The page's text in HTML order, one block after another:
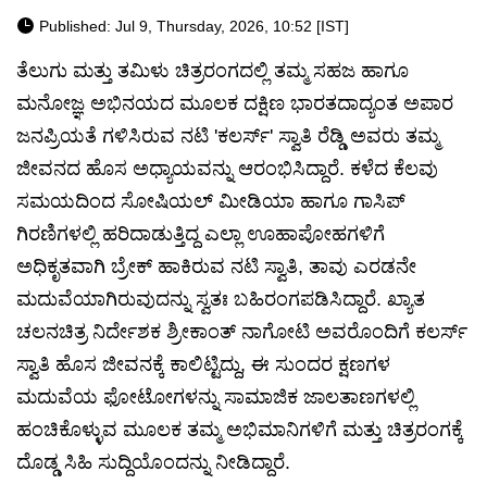
Published: Jul 9, Thursday, 2026, 10:52 [IST]
ತೆಲುಗು ಮತ್ತು ತಮಿಳು ಚಿತ್ರರಂಗದಲ್ಲಿ ತಮ್ಮ ಸಹಜ ಹಾಗೂ
ಮನೋಜ್ಞ ಅಭಿನಯದ ಮೂಲಕ ದಕ್ಷಿಣ ಭಾರತದಾದ್ಯಂತ ಅಪಾರ
ಜನಪ್ರಿಯತೆ ಗಳಿಸಿರುವ ನಟಿ 'ಕಲರ್ಸ್' ಸ್ವಾತಿ ರೆಡ್ಡಿ ಅವರು ತಮ್ಮ
ಜೀವನದ ಹೊಸ ಅಧ್ಯಾಯವನ್ನು ಆರಂಭಿಸಿದ್ದಾರೆ. ಕಳೆದ ಕೆಲವು
ಸಮಯದಿಂದ ಸೋಷಿಯಲ್ ಮೀಡಿಯಾ ಹಾಗೂ ಗಾಸಿಪ್
ಗಿರಣಿಗಳಲ್ಲಿ ಹರಿದಾಡುತ್ತಿದ್ದ ಎಲ್ಲಾ ಊಹಾಪೋಹಗಳಿಗೆ
ಅಧಿಕೃತವಾಗಿ ಬ್ರೇಕ್ ಹಾಕಿರುವ ನಟಿ ಸ್ವಾತಿ, ತಾವು ಎರಡನೇ
ಮದುವೆಯಾಗಿರುವುದನ್ನು ಸ್ವತಃ ಬಹಿರಂಗಪಡಿಸಿದ್ದಾರೆ. ಖ್ಯಾತ
ಚಲನಚಿತ್ರ ನಿರ್ದೇಶಕ ಶ್ರೀಕಾಂತ್ ನಾಗೋಟಿ ಅವರೊಂದಿಗೆ ಕಲರ್ಸ್
ಸ್ವಾತಿ ಹೊಸ ಜೀವನಕ್ಕೆ ಕಾಲಿಟ್ಟಿದ್ದು, ಈ ಸುಂದರ ಕ್ಷಣಗಳ
ಮದುವೆಯ ಫೋಟೋಗಳನ್ನು ಸಾಮಾಜಿಕ ಜಾಲತಾಣಗಳಲ್ಲಿ
ಹಂಚಿಕೊಳ್ಳುವ ಮೂಲಕ ತಮ್ಮ ಅಭಿಮಾನಿಗಳಿಗೆ ಮತ್ತು ಚಿತ್ರರಂಗಕ್ಕೆ
ದೊಡ್ಡ ಸಿಹಿ ಸುದ್ದಿಯೊಂದನ್ನು ನೀಡಿದ್ದಾರೆ.